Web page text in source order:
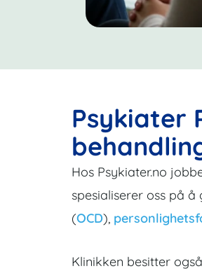
Psykiater
Hos Psykiater.no
spesialiserer oss på
(OCD),
Klinikken besitter